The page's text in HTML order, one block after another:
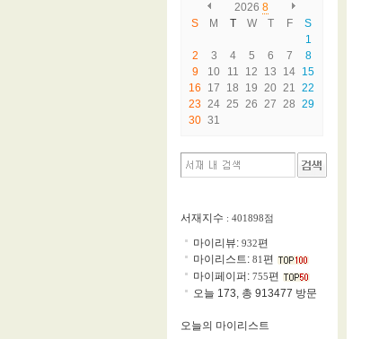
2026 8
S
M T W T F
S
1
2
3 4 5 6 7
8
9
10 11 12 13 14 15
16
17 18 19 20 21 22
23 24 25 26 27 28 29
30 31
서재지수 : 401898점
마이리뷰: 932편
마이리스트: 81편
마이페이퍼: 755편
오늘 173, 총 913477 방문
오늘의 마이리스트